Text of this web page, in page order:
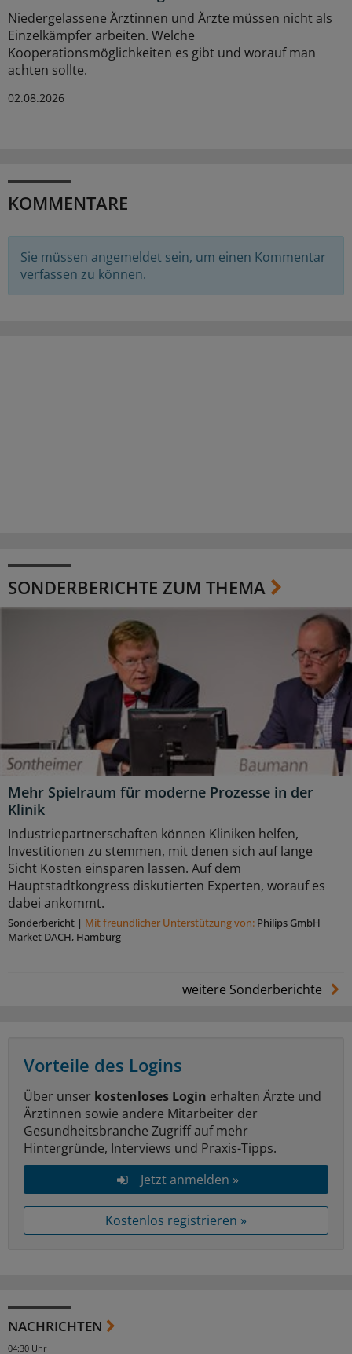
Niedergelassene Ärztinnen und Ärzte müssen nicht als
Einzelkämpfer arbeiten. Welche
Kooperationsmöglichkeiten es gibt und worauf man
achten sollte.
02.08.2026
KOMMENTARE
Sie müssen angemeldet sein, um einen Kommentar
verfassen zu können.
SONDERBERICHTE ZUM THEMA
Mehr Spielraum für moderne Prozesse in der
Klinik
Industriepartnerschaften können Kliniken helfen,
Investitionen zu stemmen, mit denen sich auf lange
Sicht Kosten einsparen lassen. Auf dem
Hauptstadtkongress diskutierten Experten, worauf es
dabei ankommt.
Sonderbericht | Mit freundlicher Unterstützung von: Philips GmbH
Market DACH, Hamburg
weitere Sonderberichte
Vorteile des Logins
Über unser kostenloses Login erhalten Ärzte und
Ärztinnen sowie andere Mitarbeiter der
Gesundheitsbranche Zugriff auf mehr
Hintergründe, Interviews und Praxis-Tipps.
Jetzt anmelden »
Kostenlos registrieren »
NACHRICHTEN
04:30 Uhr